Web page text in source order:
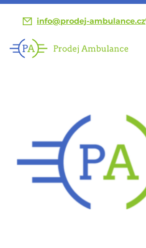
info@prodej-ambulance.cz